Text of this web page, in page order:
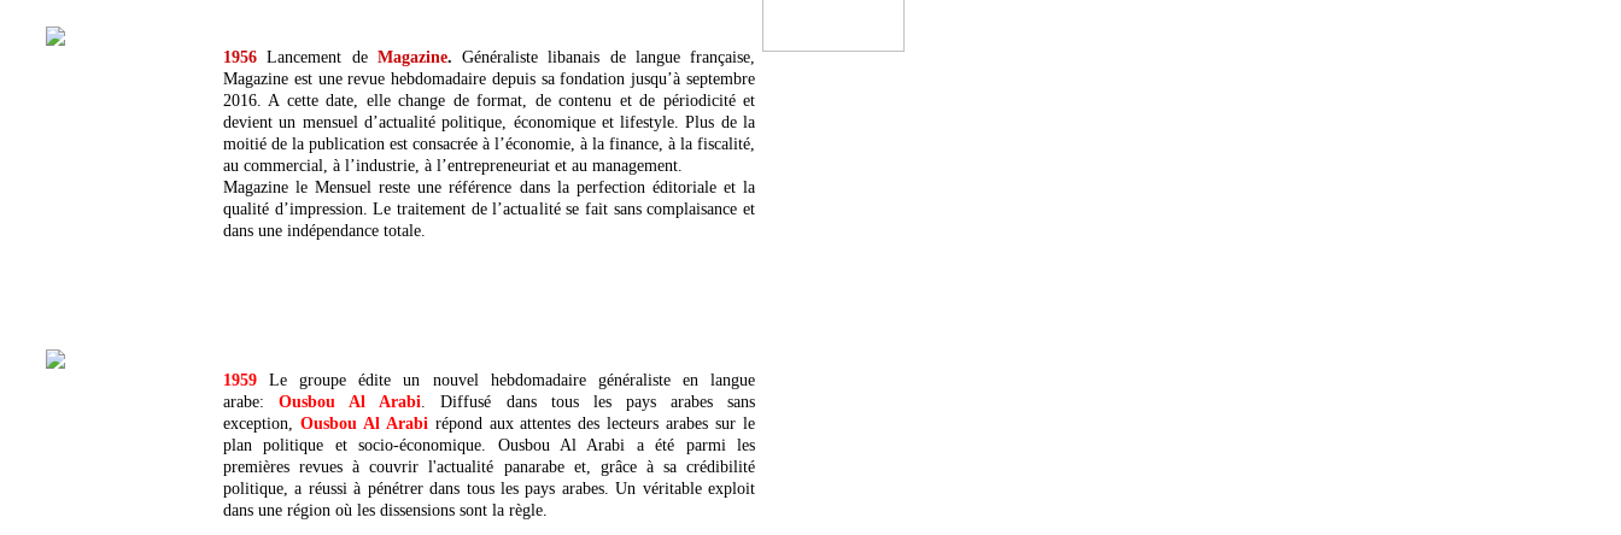
1956 Lancement de Magazine. Généraliste libanais de langue française,
Magazine est une revue hebdomadaire depuis sa fondation jusqu’à septembre
2016. A cette date, elle change de format, de contenu et de périodicité et
devient un mensuel d’actualité politique, économique et lifestyle. Plus de la
moitié de la publication est consacrée à l’économie, à la finance, à la fiscalité,
au commercial, à l’industrie, à l’entrepreneuriat et au management.
Magazine le Mensuel reste une référence dans la perfection éditoriale et la
qualité d’impression. Le traitement de l’actualité se fait sans complaisance et
dans une indépendance totale.
1959 Le groupe édite un nouvel hebdomadaire généraliste en langue
arabe:Ousbou Al Arabi . Diffusé dans tous les pays arabes sans
exception, Ousbou Al Arabi répond aux attentes des lecteurs arabes sur le
plan politique et socio-économique. Ousbou Al Arabi a été parmi les
premières revues à couvrir l'actualité panarabe et, grâce à sa crédibilité
politique, a réussi à pénétrer dans tous les pays arabes. Un véritable exploit
dans une région où les dissensions sont la règle.